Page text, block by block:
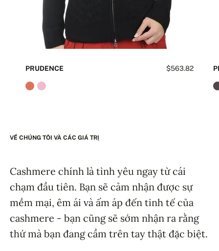
$563.82
PRUDENCE
VỀ CHÚNG TÔI VÀ CÁC GIÁ TRỊ
Cashmere chính là tình yêu ngay từ cái
chạm đầu tiên. Bạn sẽ cảm nhận được sự
mềm mại, êm ái và ấm áp đến tinh tế của
cashmere - bạn cũng sẽ sớm nhận ra rằng
thứ mà bạn đang cầm trên tay thật đặc biệt.